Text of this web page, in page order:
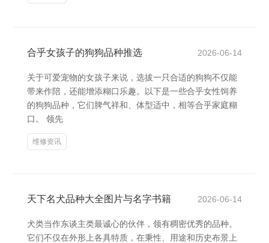
合乎女孩子的狗狗品种推选 2026-06-14
关于可爱宠物的女孩子来说，选拔一只合适的狗狗不仅能
带来作陪，还能增添糊口乐趣。以下是一些合乎女性饲养
的狗狗品种，它们脾气祥和、体型适中，相等合乎家庭糊
口。 领先
维修资讯
天下名犬品种大全图片与名字书籍 2026-06-14
犬类当作东谈主类最诚心的伙伴，领有稠密优秀的品种。
它们不仅在外形上各具特质，在秉性、用途和历史布景上